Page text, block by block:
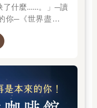
了什麼......。」─讀
你─《世界盡頭的